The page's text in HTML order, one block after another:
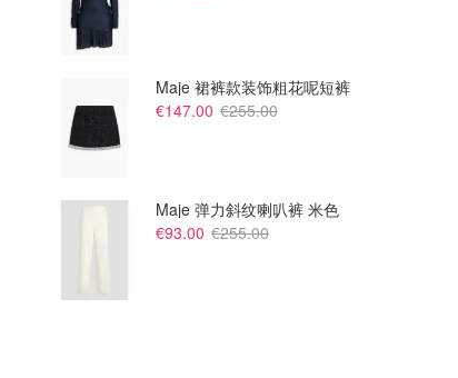
Jellycat
Maje 裙裤款装饰粗花呢短裤
€147.00 €255.00
Maje 弹力斜纹喇叭裤 米色
€93.00 €255.00